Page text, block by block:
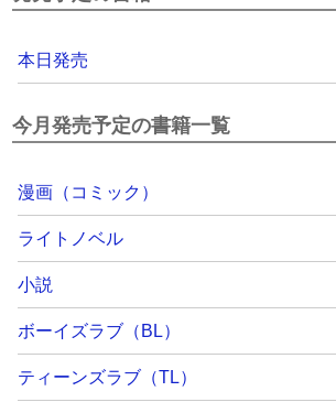
本日発売
今月発売予定の書籍一覧
漫画（コミック）
ライトノベル
小説
ボーイズラブ（BL）
ティーンズラブ（TL）